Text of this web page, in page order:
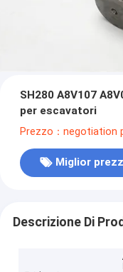
SH280 A8V107
per escavatori
Prezzo：negotiation
Miglior
Descrizione Di